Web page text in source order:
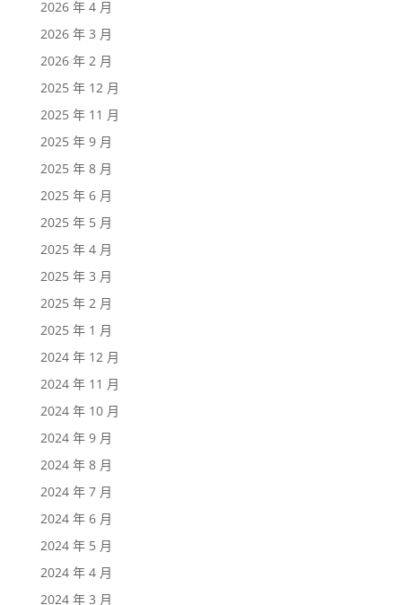
2026 年 4 月
2026 年 3 月
2026 年 2 月
2025 年 12 月
2025 年 11 月
2025 年 9 月
2025 年 8 月
2025 年 6 月
2025 年 5 月
2025 年 4 月
2025 年 3 月
2025 年 2 月
2025 年 1 月
2024 年 12 月
2024 年 11 月
2024 年 10 月
2024 年 9 月
2024 年 8 月
2024 年 7 月
2024 年 6 月
2024 年 5 月
2024 年 4 月
2024 年 3 月